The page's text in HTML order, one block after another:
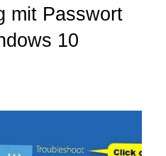
mit Passwort
10